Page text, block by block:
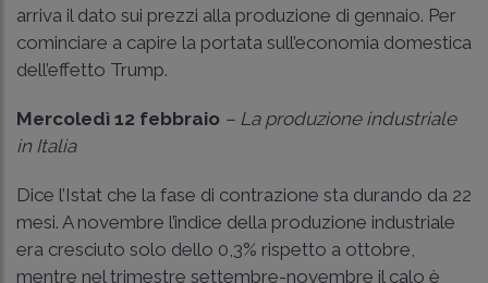
arriva il dato sui prezzi alla produzione di gennaio. Per
cominciare a capire la portata sull’economia domestica
dell’effetto Trump.
Mercoledì 12 febbraio – La produzione industriale
in Italia
Dice l’Istat che la fase di contrazione sta durando da 22
mesi. A novembre l’indice della produzione industriale
era cresciuto solo dello 0,3% rispetto a ottobre,
mentre nel trimestre settembre-novembre il calo è